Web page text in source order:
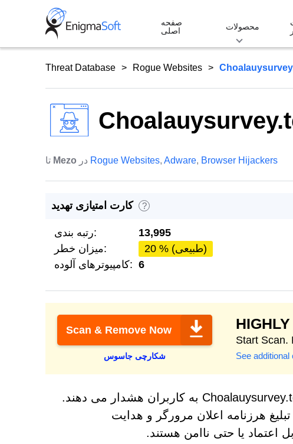
صفحه
اصلی
محصولات
Threat Database Rogue Websites
Mezo Rogue Websites, Adware, Browser Hijackers
کارت امتیازی تهدید ?
رتبه بندی:
13,995
میزان خطر:
20 % (طبیعی)
کامپیوترهای آلوده: 6
Scan & Remove Now
شکارچی جاسوس
Start Scan.
See additional
محققان امنیت سایبری در مورد وب سایت مشکوک Choalauysurvey.top به کاربران هشدار می دهند.
هرزنامه اعلان مرورگر و هدایت
اعتماد یا حتی ناامن هستند.